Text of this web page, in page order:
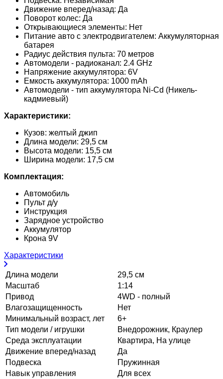
Движение вперед/назад: Да
Поворот колес: Да
Открывающиеся элементы: Нет
Питание авто с электродвигателем: Аккумуляторная
батарея
Радиус действия пульта: 70 метров
Автомодели - радиоканал: 2.4 GHz
Напряжение аккумулятора: 6V
Емкость аккумулятора: 1000 mAh
Автомодели - тип аккумулятора Ni-Cd (Никель-
кадмиевый)
Характеристики:
Кузов: желтый джип
Длина модели: 29,5 см
Высота модели: 15,5 см
Ширина модели: 17,5 см
Комплектация:
Автомобиль
Пульт д/у
Инструкция
Зарядное устройство
Аккумулятор
Крона 9V
Характеристики
Длина модели
29,5 см
Масштаб
1:14
Привод
4WD - полный
Влагозащищенность
Нет
Минимальный возраст, лет
6+
Тип модели / игрушки
Внедорожник, Краулер
Среда эксплуатации
Квартира, На улице
Движение вперед/назад
Да
Подвеска
Пружинная
Навык управления
Для всех